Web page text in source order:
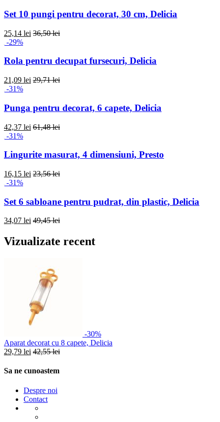
Set 10 pungi pentru decorat, 30 cm, Delicia
25,14 lei 36,50 lei
-29%
Rola pentru decupat fursecuri, Delicia
21,09 lei 29,71 lei
-31%
Punga pentru decorat, 6 capete, Delicia
42,37 lei 61,48 lei
-31%
Lingurite masurat, 4 dimensiuni, Presto
16,15 lei 23,56 lei
-31%
Set 6 sabloane pentru pudrat, din plastic, Delicia
34,07 lei 49,45 lei
Vizualizate recent
-30%
Aparat decorat cu 8 capete, Delicia
29,79 lei 42,55 lei
Sa ne cunoastem
Despre noi
Contact